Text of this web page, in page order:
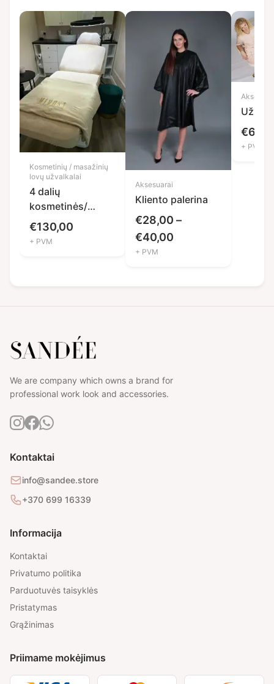
Kosmetinių / masažinių
lovų užvalkalai
4 dalių
kosmetinės/
masažinės lovos
užvalkalas
€130,00
+ PVM
Aksesuarai
Kliento palerina
€28,00 –
€40,00Price
through
+ PVM
€
+ PVM
We are company which owns a brand for
professional work look and accessories.
Kontaktai
info@sandee.store
+370 699 16339
Informacija
Kontaktai
Privatumo politika
Parduotuvės taisyklės
Pristatymas
Grąžinimas
Priimame mokėjimus